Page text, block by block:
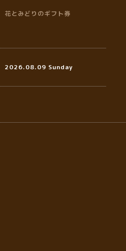
花とみどりのギフト券
2026.08.09 Sunday